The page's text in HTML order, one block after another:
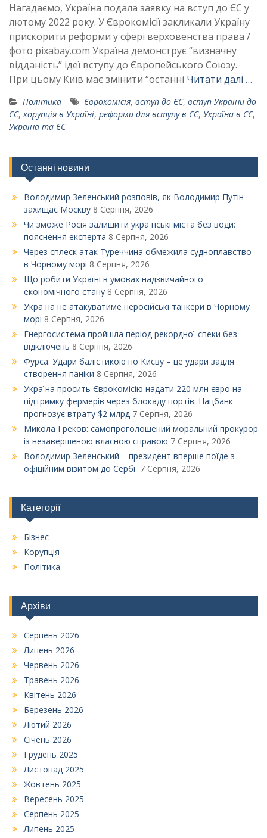
Нагадаємо, Україна подала заявку на вступ до ЄС у
лютому 2022 року. У Єврокомісії закликали Україну
прискорити реформи у сфері верховенства права /
фото pixabay.com Україна демонструє “визначну
відданість” ідеї вступу до Європейського Союзу.
При цьому Київ має змінити “останні Читати далі …
Політика Єврокомісія, вступ до ЄС, вступ України до
ЄС, корупція в Україні, реформи для вступу в ЄС, Україна в ЄС,
Україна та ЄС
Останні новини
Володимир Зеленський розповів, як Володимир Путін
захищає Москву 8 Серпня, 2026
Чи зможе Росія залишити українські міста без води:
пояснення експерта 8 Серпня, 2026
Через сплеск атак Туреччина обмежила судноплавство
в Чорному морі 8 Серпня, 2026
Що робити Україні в умовах надзвичайного
економічного стану 8 Серпня, 2026
Україна не атакуватиме неросійські танкери в Чорному
морі 8 Серпня, 2026
Енергосистема пройшла період рекордної спеки без
відключень 8 Серпня, 2026
Фурса: Удари балістикою по Києву – це удари задля
створення паніки 8 Серпня, 2026
Україна просить Єврокомісію надати 220 млн євро на
підтримку фермерів через блокаду портів. Нацбанк
прогнозує втрату $2 млрд 7 Серпня, 2026
Микола Греков: самопроголошений моральний прокурор
із незавершеною власною справою 7 Серпня, 2026
Володимир Зеленський – президент вперше поїде з
офіційним візитом до Сербії 7 Серпня, 2026
Категорії
Бізнес
Корупція
Політика
Архіви
Серпень 2026
Липень 2026
Червень 2026
Травень 2026
Квітень 2026
Березень 2026
Лютий 2026
Січень 2026
Грудень 2025
Листопад 2025
Жовтень 2025
Вересень 2025
Серпень 2025
Липень 2025